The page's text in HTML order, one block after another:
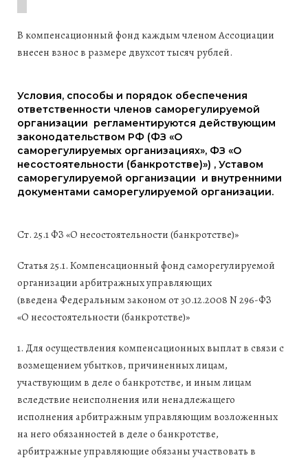
В компенсационный фонд каждым членом Ассоциации
внесен взнос в размере двухсот тысяч рублей.
Условия, способы и порядок обеспечения
ответственности членов саморегулируемой
организации регламентируются действующим
законодательством РФ (ФЗ «О
саморегулируемых организациях», ФЗ «О
несостоятельности (банкротстве)») , Уставом
саморегулируемой организации и внутренними
документами саморегулируемой организации.
Ст. 25.1 ФЗ «О несостоятельности (банкротстве)»
Статья 25.1. Компенсационный фонд саморегулируемой
организации арбитражных управляющих
(введена Федеральным законом от 30.12.2008 N 296-ФЗ
«О несостоятельности (банкротстве)»
1. Для осуществления компенсационных выплат в связи с
возмещением убытков, причиненных лицам,
участвующим в деле о банкротстве, и иным лицам
вследствие неисполнения или ненадлежащего
исполнения арбитражным управляющим возложенных
на него обязанностей в деле о банкротстве,
арбитражные управляющие обязаны участвовать в